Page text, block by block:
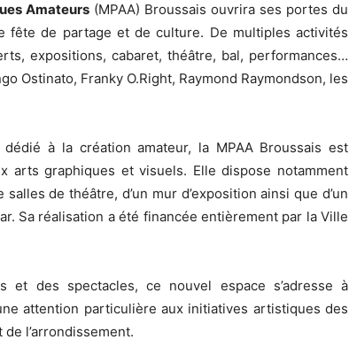
Amateurs (MPAA) Broussais ouvrira ses portes du
fête de partage et de culture. De multiples activités
expositions, cabaret, théâtre, bal, performances…
Ostinato, Franky O.Right, Raymond Raymondson, les
à la création amateur, la MPAA Broussais est
arts graphiques et visuels. Elle dispose notamment
de théâtre, d’un mur d’exposition ainsi que d’un
Sa réalisation a été financée entièrement par la Ville
et des spectacles, ce nouvel espace s’adresse à
attention particulière aux initiatives artistiques des
l’arrondissement.